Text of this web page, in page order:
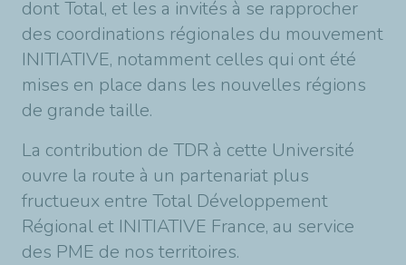
dont Total, et les a invités à se rapprocher
des coordinations régionales du mouvement
INITIATIVE, notamment celles qui ont été
mises en place dans les nouvelles régions
de grande taille.
La contribution de TDR à cette Université
ouvre la route à un partenariat plus
fructueux entre Total Développement
Régional et INITIATIVE France, au service
des PME de nos territoires.